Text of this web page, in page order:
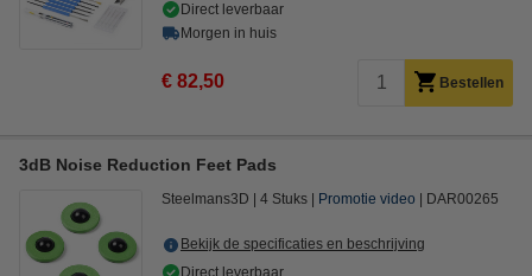
Direct leverbaar
Morgen in huis
€ 82,50 Bestellen
3dB Noise Reduction Feet Pads
Steelmans3D 4 Stuks Promotie video DAR00265
Bekijk de specificaties en beschrijving
Direct leverbaar